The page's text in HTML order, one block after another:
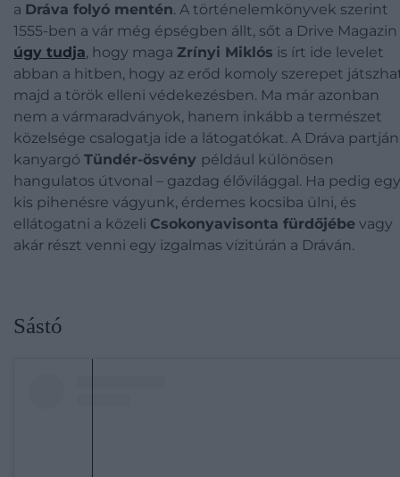
a Dráva folyó mentén. A történelemkönyvek szerint
1555-ben a vár még épségben állt, sőt a Drive Magazin
úgy tudja, hogy maga Zrínyi Miklós is írt ide levelet
abban a hitben, hogy az erőd komoly szerepet
majd a török elleni védekezésben. Ma már azonban
nem a vármaradványok, hanem inkább a természet
közelsége csalogatja ide a látogatókat. A Dráva partján
kanyargó Tündér-ösvény például különösen
hangulatos útvonal – gazdag élővilággal. Ha pedig egy
kis pihenésre vágyunk, érdemes kocsiba ülni, és
ellátogatni a közeli Csokonyavisonta fürdőjébe vagy
akár részt venni egy izgalmas vízitúrán a Dráván.
Sástó